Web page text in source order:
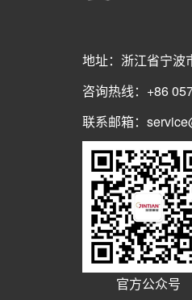
地址：浙江省宁波
咨询热线：+86
联系邮箱：
官方公众号